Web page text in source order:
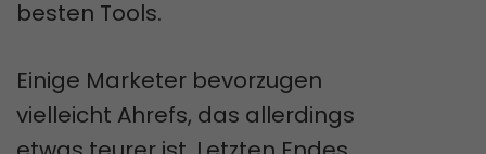
besten Tools.
Einige Marketer bevorzugen
vielleicht Ahrefs, das allerdings